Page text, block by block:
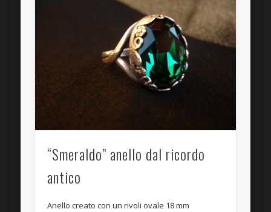
“Smeraldo” anello dal ricordo
antico
Anello creato con un rivoli ovale 18 mm